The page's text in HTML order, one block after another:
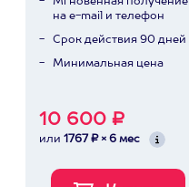
на e-mail и телефон
Срок действия 90 дней
Минимальная цена
10 600 ₽
или 1767 ₽ × 6 мес